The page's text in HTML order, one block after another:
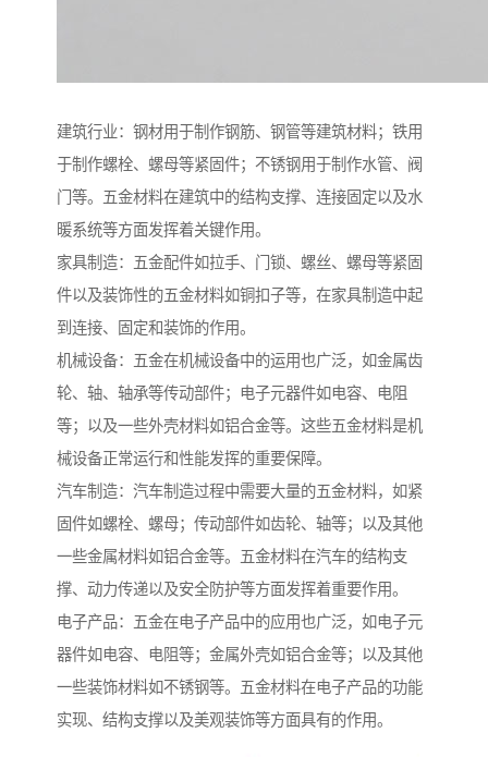
建筑行业：钢材用于制作钢筋、钢管等建筑材料；铁用
于制作螺栓、螺母等紧固件；不锈钢用于制作水管、阀
门等。五金材料在建筑中的结构支撑、连接固定以及水
暖系统等方面发挥着关键作用。
家具制造：五金配件如拉手、门锁、螺丝、螺母等紧固
件以及装饰性的五金材料如铜扣子等，在家具制造中起
到连接、固定和装饰的作用。
机械设备：五金在机械设备中的运用也广泛，如金属齿
轮、轴、轴承等传动部件；电子元器件如电容、电阻
等；以及一些外壳材料如铝合金等。这些五金材料是机
械设备正常运行和性能发挥的重要保障。
汽车制造：汽车制造过程中需要大量的五金材料，如紧
固件如螺栓、螺母；传动部件如齿轮、轴等；以及其他
一些金属材料如铝合金等。五金材料在汽车的结构支
撑、动力传递以及安全防护等方面发挥着重要作用。
电子产品：五金在电子产品中的应用也广泛，如电子元
器件如电容、电阻等；金属外壳如铝合金等；以及其他
一些装饰材料如不锈钢等。五金材料在电子产品的功能
实现、结构支撑以及美观装饰等方面具有的作用。